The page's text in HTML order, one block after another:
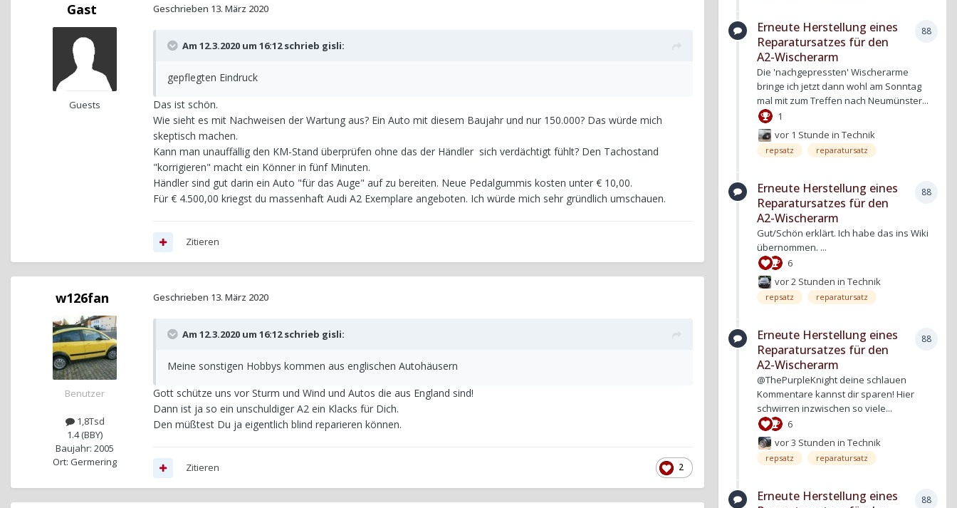
Gast
Guests
Geschrieben 13. März 2020
Am 12.3.2020 um 16:12 schrieb gisli:
gepflegten Eindruck
Das ist schön.
Wie sieht es mit Nachweisen der Wartung aus? Ein Auto mit diesem Baujahr und nur 150.000? Das würde mich
skeptisch machen.
Kann man unauffällig den KM-Stand überprüfen ohne das der Händler sich verdächtigt fühlt? Den Tachostand
"korrigieren" macht ein Könner in fünf Minuten.
Händler sind gut darin ein Auto "für das Auge" auf zu bereiten. Neue Pedalgummis kosten unter € 10,00.
Für € 4.500,00 kriegst du massenhaft Audi A2 Exemplare angeboten. Ich würde mich sehr gründlich umschauen.
Zitieren
w126fan
Benutzer
1,8Tsd
1.4 (BBY)
Baujahr: 2005
Ort: Germering
Geschrieben 13. März 2020
Am 12.3.2020 um 16:12 schrieb gisli:
Meine sonstigen Hobbys kommen aus englischen Autohäusern
Gott schütze uns vor Sturm und Wind und Autos die aus England sind!
Dann ist ja so ein unschuldiger A2 ein Klacks für Dich.
Den müßtest Du ja eigentlich blind reparieren können.
2
Zitieren
88
Erneute Herstellung eines
Reparatursatzes für den
A2-Wischerarm
Die 'nachgepressten' Wischerarme
bringe ich jetzt dann wohl am Sonntag
mal mit zum Treffen nach Neumünster...
1
vor 1 Stunde inTechnik
repsatz reparatursatz
88
Erneute Herstellung eines
Reparatursatzes für den
A2-Wischerarm
Gut/Schön erklärt. Ich habe das ins Wiki
übernommen. ...
6
vor 2 Stunden inTechnik
repsatz reparatursatz
88
Erneute Herstellung eines
Reparatursatzes für den
A2-Wischerarm
@ThePurpleKnight deine schlauen
Kommentare kannst dir sparen! Hier
schwirren inzwischen so viele...
6
vor 3 Stunden inTechnik
repsatz reparatursatz
88
Erneute Herstellung eines